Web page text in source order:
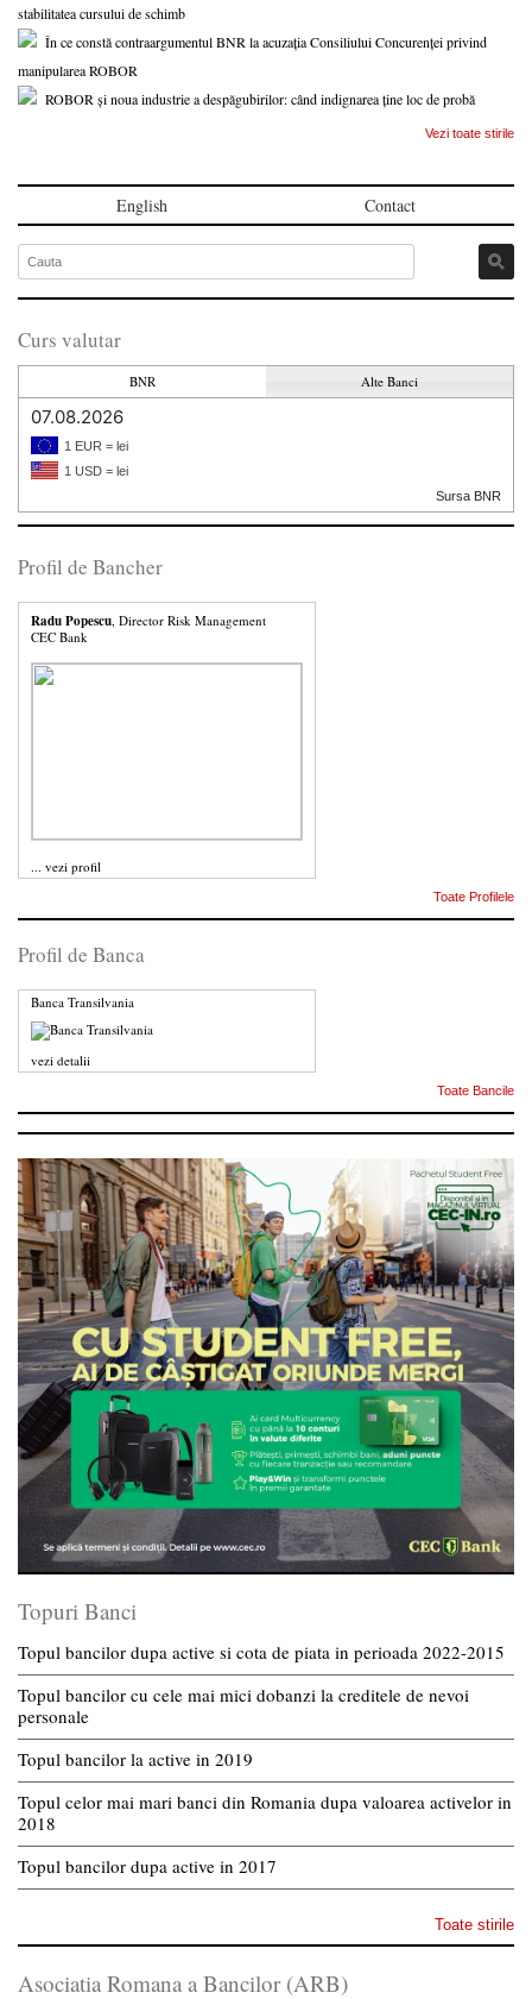
stabilitatea cursului de schimb
În ce constă contraargumentul BNR la acuzația Consiliului Concurenței privind
manipularea ROBOR
ROBOR și noua industrie a despăgubirilor: când indignarea ține loc de probă
Vezi toate stirile
English Contact
Curs valutar
BNR Alte Banci
07.08.2026
1 EUR = lei
1 USD = lei
Sursa BNR
Profil de Bancher
Radu Popescu , Director Risk Management
CEC Bank
... vezi profil
Toate Profilele
Profil de Banca
Banca Transilvania
vezi detalii
Toate Bancile
Topuri Banci
Topul bancilor dupa active si cota de piata in perioada 2022-2015
Topul bancilor cu cele mai mici dobanzi la creditele de nevoi
personale
Topul bancilor la active in 2019
Topul celor mai mari banci din Romania dupa valoarea activelor in
2018
Topul bancilor dupa active in 2017
Toate stirile
Asociatia Romana a Bancilor (ARB)